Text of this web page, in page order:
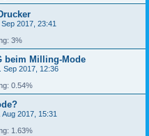
2017, 23:41
3%
beim Milling-Mode
Sep 2017, 12:36
0.54%
Aug 2017, 15:31
1.63%